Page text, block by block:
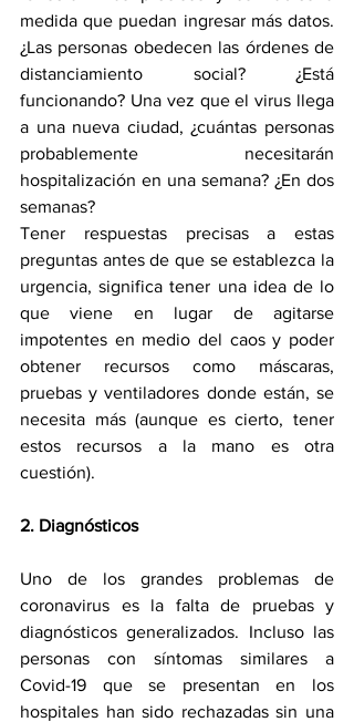
medida que puedan ingresar más datos.
¿Las personas obedecen las órdenes de
distanciamiento social? ¿Está
funcionando? Una vez que el virus llega
a una nueva ciudad, ¿cuántas personas
probablemente necesitarán
hospitalización en una semana? ¿En dos
semanas?
Tener respuestas precisas a estas
preguntas antes de que se establezca la
urgencia, significa tener una idea de lo
que viene en lugar de agitarse
impotentes en medio del caos y poder
obtener recursos como máscaras,
pruebas y ventiladores donde están, se
necesita más (aunque es cierto, tener
estos recursos a la mano es otra
cuestión).
2. Diagnósticos
Uno de los grandes problemas de
coronavirus es la falta de pruebas y
diagnósticos generalizados. Incluso las
personas con síntomas similares a
Covid-19 que se presentan en los
hospitales han sido rechazadas sin una